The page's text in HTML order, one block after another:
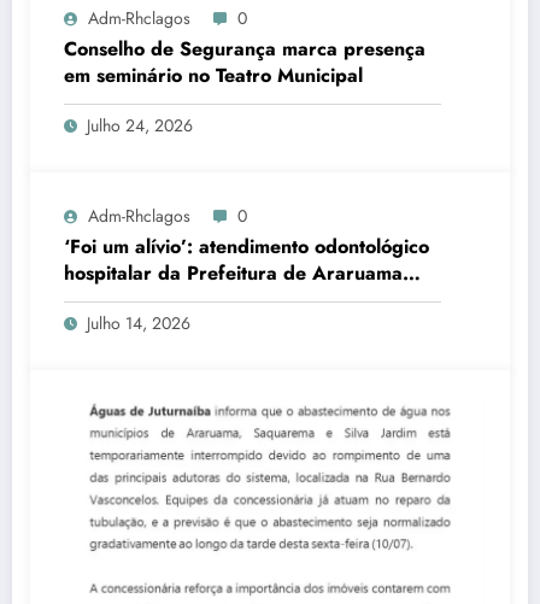
Adm-Rhclagos 0
Conselho de Segurança marca presença
em seminário no Teatro Municipal
Julho 24, 2026
Adm-Rhclagos 0
‘Foi um alívio’: atendimento odontológico
hospitalar da Prefeitura de Araruama
transforma rotina de famílias atípicas
Julho 14, 2026